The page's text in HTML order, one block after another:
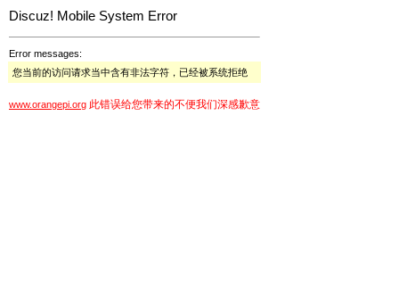
Discuz! Mobile System Error
Error messages:
您当前的访问请求当中含有非法字符，已经被系统拒绝
www.orangepi.org 此错误给您带来的不便我们深感歉意